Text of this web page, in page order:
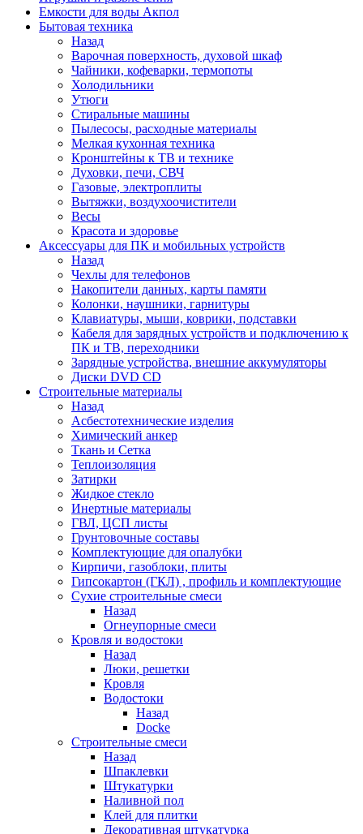
Емкости для воды Акпол
Бытовая техника
Назад
Варочная поверхность, духовой шкаф
Чайники, кофеварки, термопоты
Холодильники
Утюги
Стиральные машины
Пылесосы, расходные материалы
Мелкая кухонная техника
Кронштейны к ТВ и технике
Духовки, печи, СВЧ
Газовые, электроплиты
Вытяжки, воздухоочистители
Весы
Красота и здоровье
Аксессуары для ПК и мобильных устройств
Назад
Чехлы для телефонов
Накопители данных, карты памяти
Колонки, наушники, гарнитуры
Клавиатуры, мыши, коврики, подставки
Кабеля для зарядных устройств и подключению к
ПК и ТВ, переходники
Зарядные устройства, внешние аккумуляторы
Диски DVD CD
Строительные материалы
Назад
Асбестотехнические изделия
Химический анкер
Ткань и Сетка
Теплоизоляция
Затирки
Жидкое стекло
Инертные материалы
ГВЛ, ЦСП листы
Грунтовочные составы
Комплектующие для опалубки
Кирпичи, газоблоки, плиты
Гипсокартон (ГКЛ) , профиль и комплектующие
Сухие строительные смеси
Назад
Огнеупорные смеси
Кровля и водостоки
Назад
Люки, решетки
Кровля
Водостоки
Назад
Docke
Строительные смеси
Назад
Шпаклевки
Штукатурки
Наливной пол
Клей для плитки
Декоративная штукатурка